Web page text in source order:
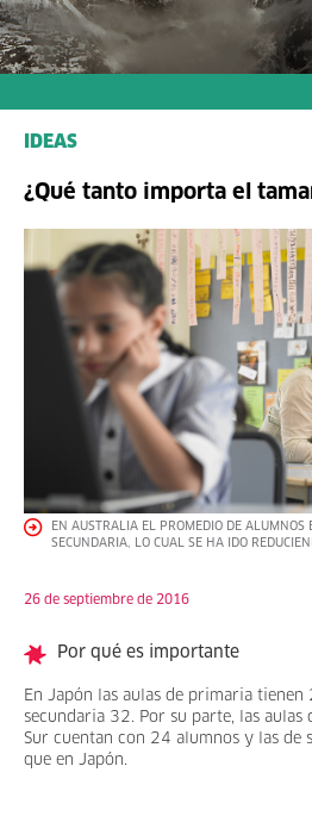
IDEAS
¿Qué tanto importa el
EN AUSTRALIA EL PROMEDIO DE ALUMNOS
SECUNDARIA, LO CUAL SE HA IDO
26 de septiembre de 2016
Por qué es importante
En Japón las aulas de primaria tienen
secundaria 32. Por su parte, las aulas
Sur cuentan con 24 alumnos y las de
que en Japón.